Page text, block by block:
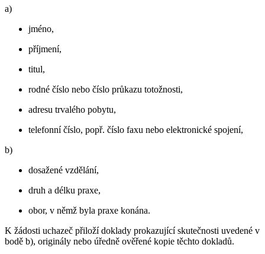
a)
jméno,
příjmení,
titul,
rodné číslo nebo číslo průkazu totožnosti,
adresu trvalého pobytu,
telefonní číslo, popř. číslo faxu nebo elektronické spojení,
b)
dosažené vzdělání,
druh a délku praxe,
obor, v němž byla praxe konána.
K žádosti uchazeč přiloží doklady prokazující skutečnosti uvedené v
bodě b), originály nebo úředně ověřené kopie těchto dokladů.